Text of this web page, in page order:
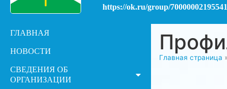
https://ok.ru/group/70000002195541
ГЛАВНАЯ
НОВОСТИ
СВЕДЕНИЯ ОБ
ОРГАНИЗАЦИИ
Главная страница »